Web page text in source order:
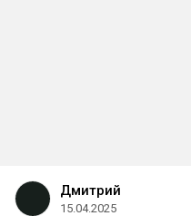
Дмитрий
15.04.2025